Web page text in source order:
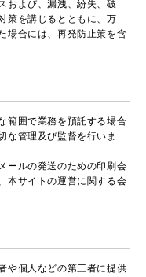
および、漏洩、紛失、破
策を講じるとともに、万
場合には、再発防止策を含
範囲で業務を預託する場合
な管理及び監督を行いま
ールの発送のための印刷会
本サイトの運営に関する会
や個人などの第三者に提供